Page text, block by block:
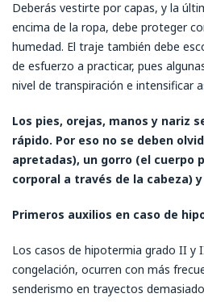
Deberás vestirte por capas, y la
encima de la ropa, debe proteger
humedad. El traje también debe
de esfuerzo a practicar, pues
nivel de transpiración e intensificar
Los pies, orejas, manos y nariz
rápido. Por eso no se deben
apretadas), un gorro (el cuerpo
corporal a través de la cabeza)
Primeros auxilios en caso de
Los casos de hipotermia grado II y
congelación, ocurren con más
senderismo en trayectos